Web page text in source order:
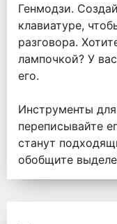
Генмодзи.
клавиатуре,
разговора.
лампочкой? У
его.
Инструменты
переписывайте
станут
обобщите